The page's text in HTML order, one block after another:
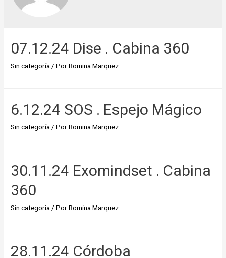
07.12.24 Dise . Cabina 360
Sin categoría/ PorRomina Marquez
6.12.24 SOS . Espejo Mágico
Sin categoría / PorRomina Marquez
30.11.24 Exomindset . Cabina
360
Sin categoría / PorRomina Marquez
28.11.24 Córdoba